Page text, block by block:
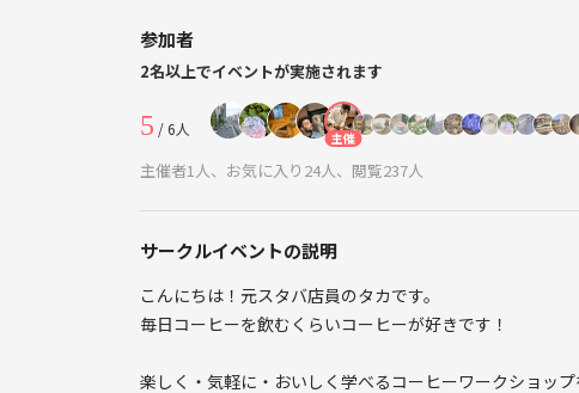
参加者
2名以上でイベントが実施されます
5 / 6人 主催
主催者1人、お気に入り24人、閲覧237人
サークルイベントの説明
こんにちは！元スタバ店員のタカです。
毎日コーヒーを飲むくらいコーヒーが好きです！
楽しく・気軽に・おいしく学べるコーヒーワークショッ